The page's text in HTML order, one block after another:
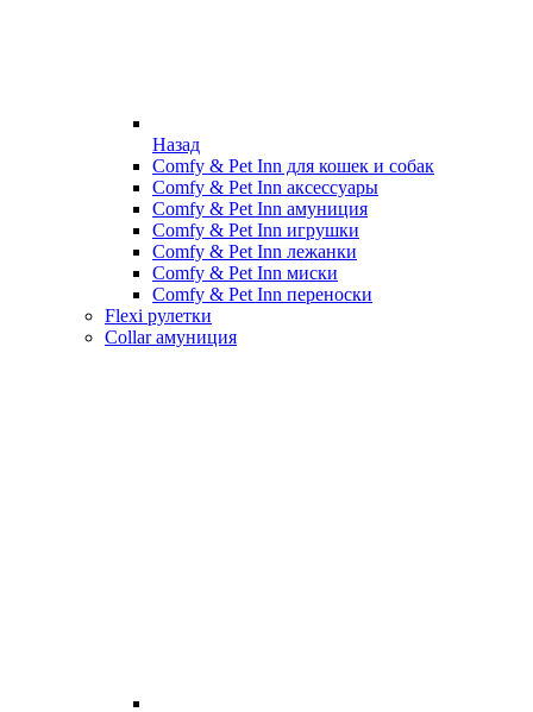
Назад
Comfy & Pet Inn для кошек и собак
Comfy & Pet Inn аксессуары
Comfy & Pet Inn амуниция
Comfy & Pet Inn игрушки
Comfy & Pet Inn лежанки
Comfy & Pet Inn миски
Comfy & Pet Inn переноски
Flexi рулетки
Collar амуниция